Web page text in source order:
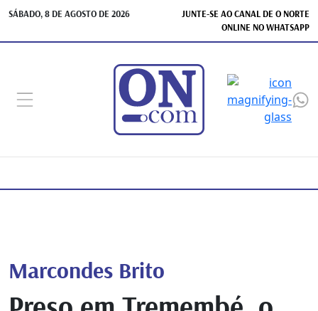
SÁBADO, 8 DE AGOSTO DE 2026
JUNTE-SE AO CANAL DE O NORTE
ONLINE NO WHATSAPP
Marcondes Brito